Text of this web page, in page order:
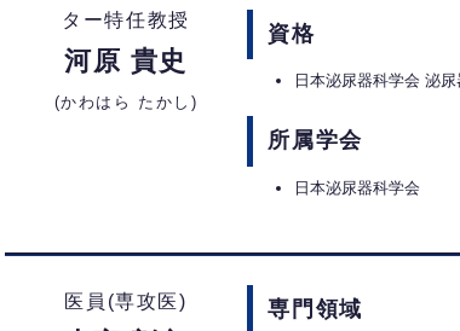
ター特任教授
河原 貴史
(かわはら たかし)
資格
日本泌尿器科学会 泌
所属学会
日本泌尿器科学会
医員(専攻医) 専門領域